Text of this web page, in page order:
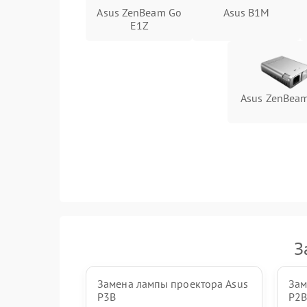
Asus ZenBeam Go
E1Z
Asus B1M
Asus
Замена лампы проектора Asus
P3B
P2B